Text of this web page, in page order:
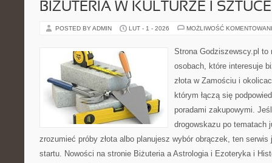
BIŻUTERIA W KULTURZE I SZTUCE
POSTED BY ADMIN LUT - 1 - 2026 MOŻLIWOŚĆ
Strona Godziszewscy.pl
osobach, które interesuje
złota w Zamościu i
którym łączą się
poradami zakupowymi.
drogowskazu po tematach
zrozumieć próby złota albo planujesz wybór obrączek, ten
startu. Nowości na stronie Biżuteria a Astrologia i Ezoteryka i